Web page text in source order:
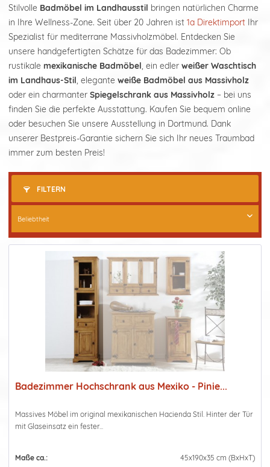
Stilvolle Badmöbel im Landhausstil bringen natürlichen Charme
in Ihre Wellness-Zone. Seit über 20 Jahren ist 1a Direktimport Ihr
Spezialist für mediterrane Massivholzmöbel. Entdecken Sie
unsere handgefertigten Schätze für das Badezimmer: Ob
rustikale mexikanische Badmöbel, ein edler weißer Waschtisch
im Landhaus-Stil, elegante weiße Badmöbel aus Massivholz
oder ein charmanter Spiegelschrank aus Massivholz – bei uns
finden Sie die perfekte Ausstattung. Kaufen Sie bequem online
oder besuchen Sie unsere Ausstellung in Dortmund. Dank
unserer Bestpreis-Garantie sichern Sie sich Ihr neues Traumbad
immer zum besten Preis!
FILTERN
Badezimmer Hochschrank aus Mexiko - Pinie...
Massives Möbel im original mexikanischen Hacienda Stil. Hinter der Tür
mit Glaseinsatz ein fester...
Maße ca.: 45x190x35 cm (BxHxT)